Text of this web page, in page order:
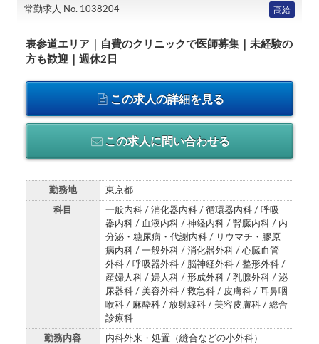
常勤求人 No. 1038204 高給
表参道エリア｜自費のクリニックで医師募集｜未経験の
方も歓迎｜週休2日
この求人の詳細を見る
この求人に問い合わせる
勤務地 東京都
科目
一般内科 / 消化器内科 / 循環器内科 / 呼吸
器内科 / 血液内科 / 神経内科 / 腎臓内科 / 内
分泌・糖尿病・代謝内科 / リウマチ・膠原
病内科 / 一般外科 / 消化器外科 / 心臓血管
外科 / 呼吸器外科 / 脳神経外科 / 整形外科 /
産婦人科 / 婦人科 / 形成外科 / 乳腺外科 / 泌
尿器科 / 美容外科 / 救急科 / 皮膚科 / 耳鼻咽
喉科 / 麻酔科 / 放射線科 / 美容皮膚科 / 総合
診療科
勤務内容
内科外来・処置（縫合などの小外科）